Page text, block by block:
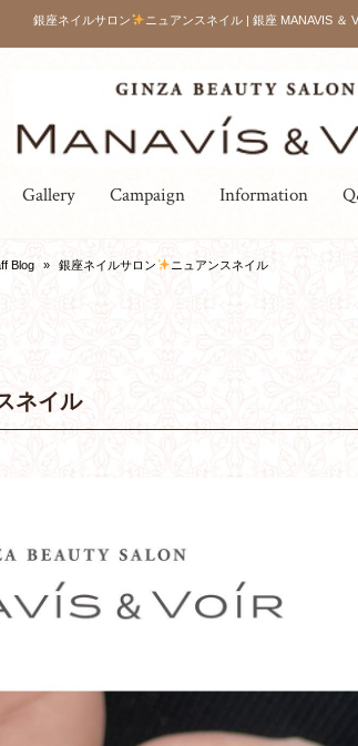
銀座ネイルサロン ニュアンスネイル | 銀座 MANAVIS ＆
Gallery Campaign Information
Blog » 銀座ネイルサロン ニュアンスネイル
ネイル